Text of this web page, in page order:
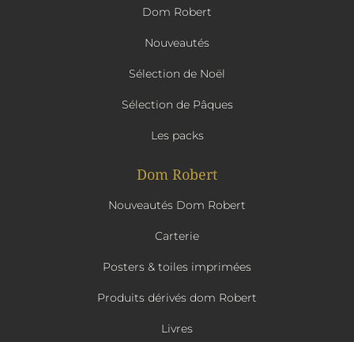
Dom Robert
Nouveautés
Sélection de Noël
Sélection de Pâques
Les packs
Dom Robert
Nouveautés Dom Robert
Carterie
Posters & toiles imprimées
Produits dérivés dom Robert
Livres